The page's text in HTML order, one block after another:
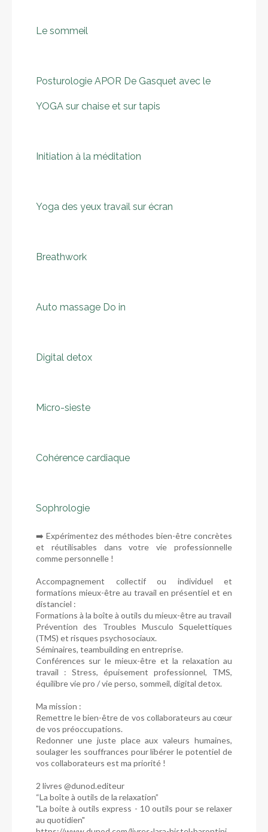
Le sommeil
Posturologie APOR De Gasquet avec le
YOGA sur chaise et sur tapis
Initiation à la méditation
Yoga des yeux travail sur écran
Breathwork
Auto massage Do in
Digital detox
Micro-sieste
Cohérence cardiaque
Sophrologie
➡️ Expérimentez des méthodes bien-être concrètes
et réutilisables dans votre vie professionnelle
comme personnelle !
Accompagnement collectif ou individuel et
formations mieux-être au travail en présentiel et en
distanciel :
Formations à la boîte à outils du mieux-être au travail
Prévention des Troubles Musculo Squelettiques
(TMS) et risques psychosociaux.
Séminaires, teambuilding en entreprise.
Conférences sur le mieux-être et la relaxation au
travail : Stress, épuisement professionnel, TMS,
équilibre vie pro / vie perso, sommeil, digital detox.
Ma mission :
Remettre le bien-être de vos collaborateurs au cœur
de vos préoccupations.
Redonner une juste place aux valeurs humaines,
soulager les souffrances pour libérer le potentiel de
vos collaborateurs est ma priorité !
2 livres @dunod.editeur
“La boîte à outils de la relaxation”
"La boite à outils express - 10 outils pour se relaxer
au quotidien"